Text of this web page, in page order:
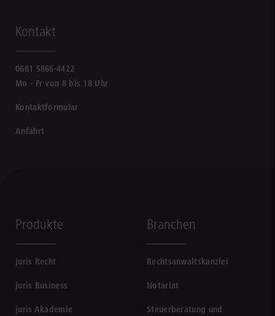
Kontakt
0681 5866-4422
Mo - Fr von 8 bis 18 Uhr
Kontaktformular
Anfahrt
Produkte
juris Recht
juris Business
juris Akademie
Branchen
Rechtsanwaltskanzlei
Notariat
Steuerberatung und